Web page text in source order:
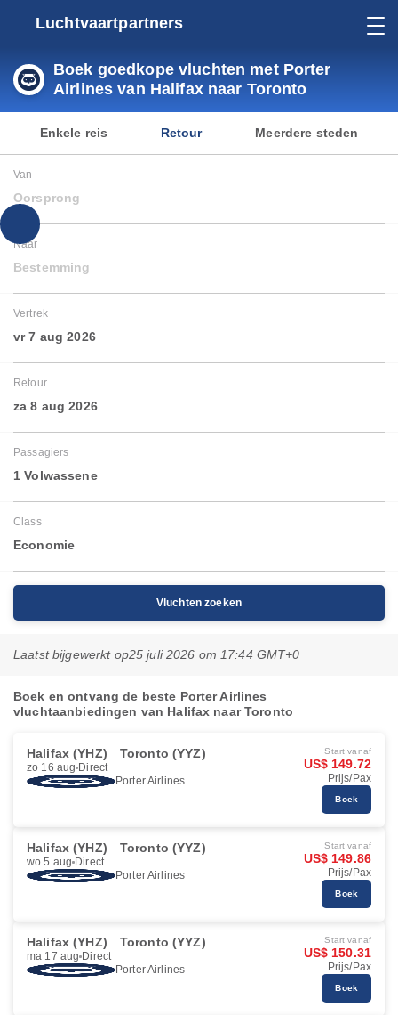
Luchtvaartpartners
Boek goedkope vluchten met Porter
Airlines van Halifax naar Toronto
Enkele reis Retour Meerdere steden
Van
Oorsprong
Naar
Bestemming
Vertrek
vr 7 aug 2026
Retour
za 8 aug 2026
Passagiers
1 Volwassene
Class
Economie
Vluchten zoeken
Laatst bijgewerkt op25 juli 2026 om 17:44 GMT+0
Boek en ontvang de beste Porter Airlines
vluchtaanbiedingen van Halifax naar Toronto
Halifax (YHZ) Toronto (YYZ)
zo 16 aug Direct
Porter Airlines
Start vanaf
US$ 149.72
Prijs/Pax
Boek
Halifax (YHZ) Toronto (YYZ)
wo 5 aug Direct
Porter Airlines
Start vanaf
US$ 149.86
Prijs/Pax
Boek
Halifax (YHZ) Toronto (YYZ)
ma 17 aug Direct
Porter Airlines
Start vanaf
US$ 150.31
Prijs/Pax
Boek